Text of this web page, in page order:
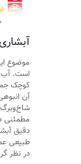
موضوع
است. آب
کوچک
آن
مطمئنی
دقیق
طبیعی
در نظر